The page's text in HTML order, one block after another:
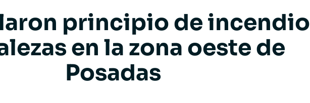
principio de incendio
en la zona oeste de
Posadas